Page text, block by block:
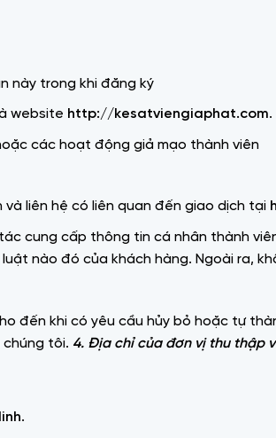
này trong khi đăng ký
website http://kesatviengiaphat.com.
các hoạt động giả mạo thành viên
liên hệ có liên quan đến giao dịch tại
cung cấp thông tin cá nhân thành
nào đó của khách hàng. Ngoài ra,
đến khi có yêu cầu hủy bỏ hoặc tự
tôi. 4. Địa chỉ của đơn vị thu thập
.